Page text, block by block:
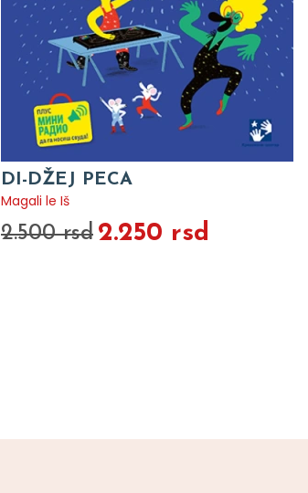
DI-DŽEJ PECA
Magali le Iš
2.500 rsd 2.250 rsd